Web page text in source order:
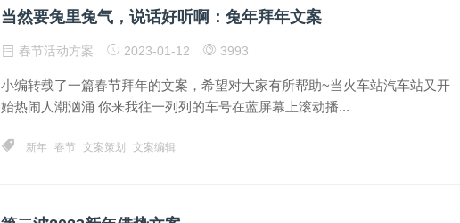
当然要兔里兔气，说话好听啊：兔年拜年文案
春节活动方案 2023-01-12 3993
小编转载了一篇春节拜年的文案，希望对大家有所帮助~当火车站汽车站又开
始热闹人潮汹涌 你来我往一列列的车号在蓝屏幕上滚动播...
新年 春节 文案策划 文案编辑